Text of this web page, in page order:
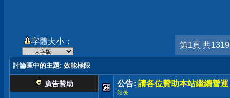
字體大小： 第1頁 共
討論區中的主題: 效能極限
廣告贊助 公告: 請各位贊助本站繼續營運
站長